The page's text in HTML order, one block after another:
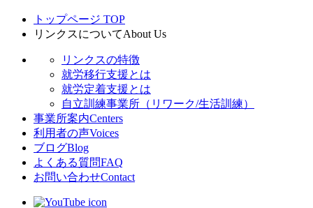
トップページ TOP
リンクスについてAbout Us
リンクスの特徴
就労移行支援とは
就労定着支援とは
自立訓練事業所（リワーク/生活訓練）
事業所案内Centers
利用者の声Voices
ブログBlog
よくある質問FAQ
お問い合わせContact